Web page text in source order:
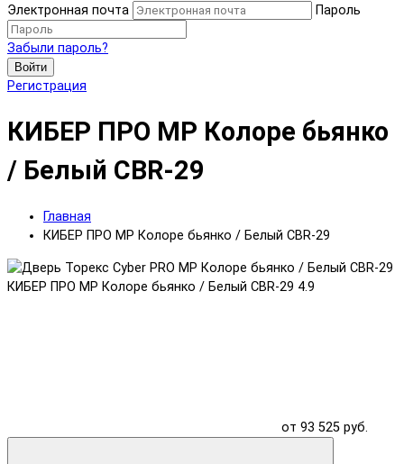
Электронная почта
Пароль
Забыли пароль?
Войти
Регистрация
КИБЕР ПРО MP Колоре бьянко
/ Белый CBR-29
Главная
КИБЕР ПРО MP Колоре бьянко / Белый CBR-29
КИБЕР ПРО MP Колоре бьянко / Белый CBR-29 4.9
от 93 525 руб.